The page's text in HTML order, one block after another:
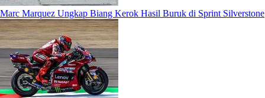
Marc Marquez Ungkap Biang Kerok Hasil Buruk di Sprint Silverstone